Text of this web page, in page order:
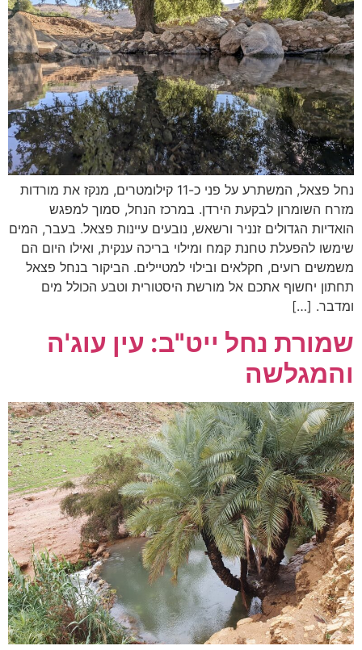
נחל פצאל, המשתרע על פני כ-11 קילומטרים, מנקז את מורדות
מזרח השומרון לבקעת הירדן. במרכז הנחל, סמוך למפגש
הואדיות הגדולים זנניר ורשאש, נובעים עיינות פצאל. בעבר, המים
שימשו להפעלת טחנת קמח ומילוי בריכה ענקית, ואילו היום הם
משמשים רועים, חקלאים ובילוי למטיילים. הביקור בנחל פצאל
תחתון יחשוף אתכם אל מורשת היסטורית וטבע הכולל מים
ומדבר. […]
שמורת נחל ייט"ב: עין עוג'ה
והמגלשה